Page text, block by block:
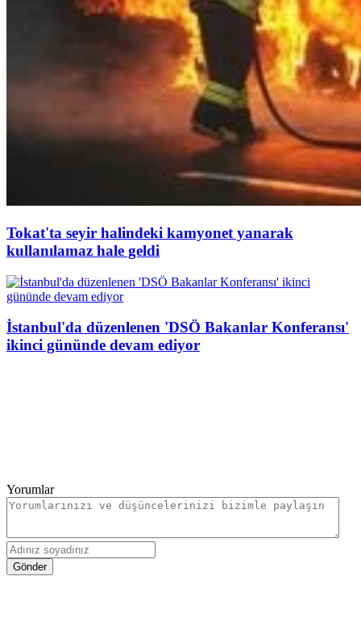
Tokat'ta seyir halindeki kamyonet yanarak
kullanılamaz hale geldi
İstanbul'da düzenlenen 'DSÖ Bakanlar Konferansı'
ikinci gününde devam ediyor
Yorumlar
Gönder